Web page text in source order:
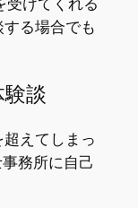
る場合でも
談
えてしまっ
務所に自己